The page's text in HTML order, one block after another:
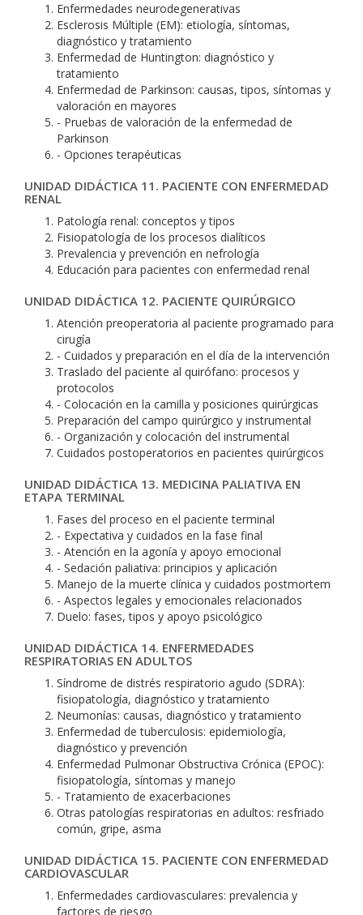
Enfermedades neurodegenerativas
Esclerosis Múltiple (EM): etiología, síntomas,
diagnóstico y tratamiento
Enfermedad de Huntington: diagnóstico y
tratamiento
Enfermedad de Parkinson: causas, tipos, síntomas y
valoración en mayores
- Pruebas de valoración de la enfermedad de
Parkinson
- Opciones terapéuticas
UNIDAD DIDÁCTICA 11. PACIENTE CON ENFERMEDAD
RENAL
Patología renal: conceptos y tipos
Fisiopatología de los procesos dialíticos
Prevalencia y prevención en nefrología
Educación para pacientes con enfermedad renal
UNIDAD DIDÁCTICA 12. PACIENTE QUIRÚRGICO
Atención preoperatoria al paciente programado para
cirugía
- Cuidados y preparación en el día de la intervención
Traslado del paciente al quirófano: procesos y
protocolos
- Colocación en la camilla y posiciones quirúrgicas
Preparación del campo quirúrgico y instrumental
- Organización y colocación del instrumental
Cuidados postoperatorios en pacientes quirúrgicos
UNIDAD DIDÁCTICA 13. MEDICINA PALIATIVA EN
ETAPA TERMINAL
Fases del proceso en el paciente terminal
- Expectativa y cuidados en la fase final
- Atención en la agonía y apoyo emocional
- Sedación paliativa: principios y aplicación
Manejo de la muerte clínica y cuidados postmortem
- Aspectos legales y emocionales relacionados
Duelo: fases, tipos y apoyo psicológico
UNIDAD DIDÁCTICA 14. ENFERMEDADES
RESPIRATORIAS EN ADULTOS
Síndrome de distrés respiratorio agudo (SDRA):
fisiopatología, diagnóstico y tratamiento
Neumonías: causas, diagnóstico y tratamiento
Enfermedad de tuberculosis: epidemiología,
diagnóstico y prevención
Enfermedad Pulmonar Obstructiva Crónica (EPOC):
fisiopatología, síntomas y manejo
- Tratamiento de exacerbaciones
Otras patologías respiratorias en adultos: resfriado
común, gripe, asma
UNIDAD DIDÁCTICA 15. PACIENTE CON ENFERMEDAD
CARDIOVASCULAR
Enfermedades cardiovasculares: prevalencia y
factores de riesgo